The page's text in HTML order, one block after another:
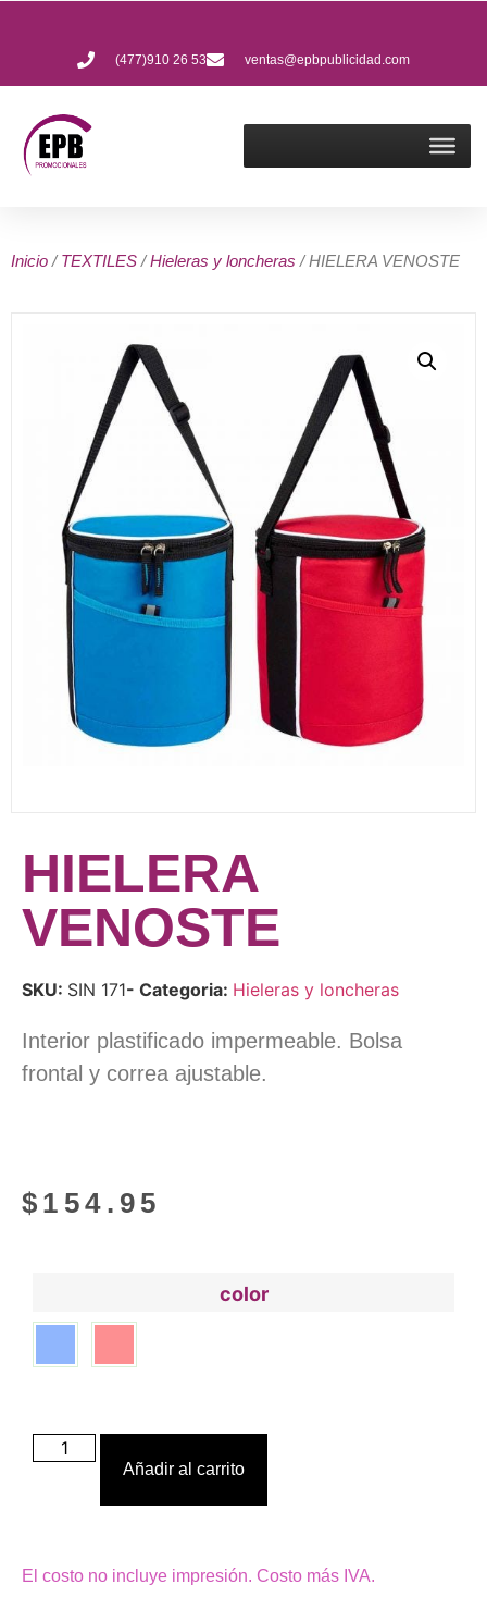
(477)910 26 53 ventas@epbpublicidad.com
Inicio /TEXTILES /Hieleras y loncheras / HIELERA VENOSTE
HIELERA
VENOSTE
SKU: SIN 171- Categoria: Hieleras y loncheras
Interior plastificado impermeable. Bolsa
frontal y correa ajustable.
$ 154.95
color
Añadir al carrito
El costo no incluye impresión. Costo más IVA.